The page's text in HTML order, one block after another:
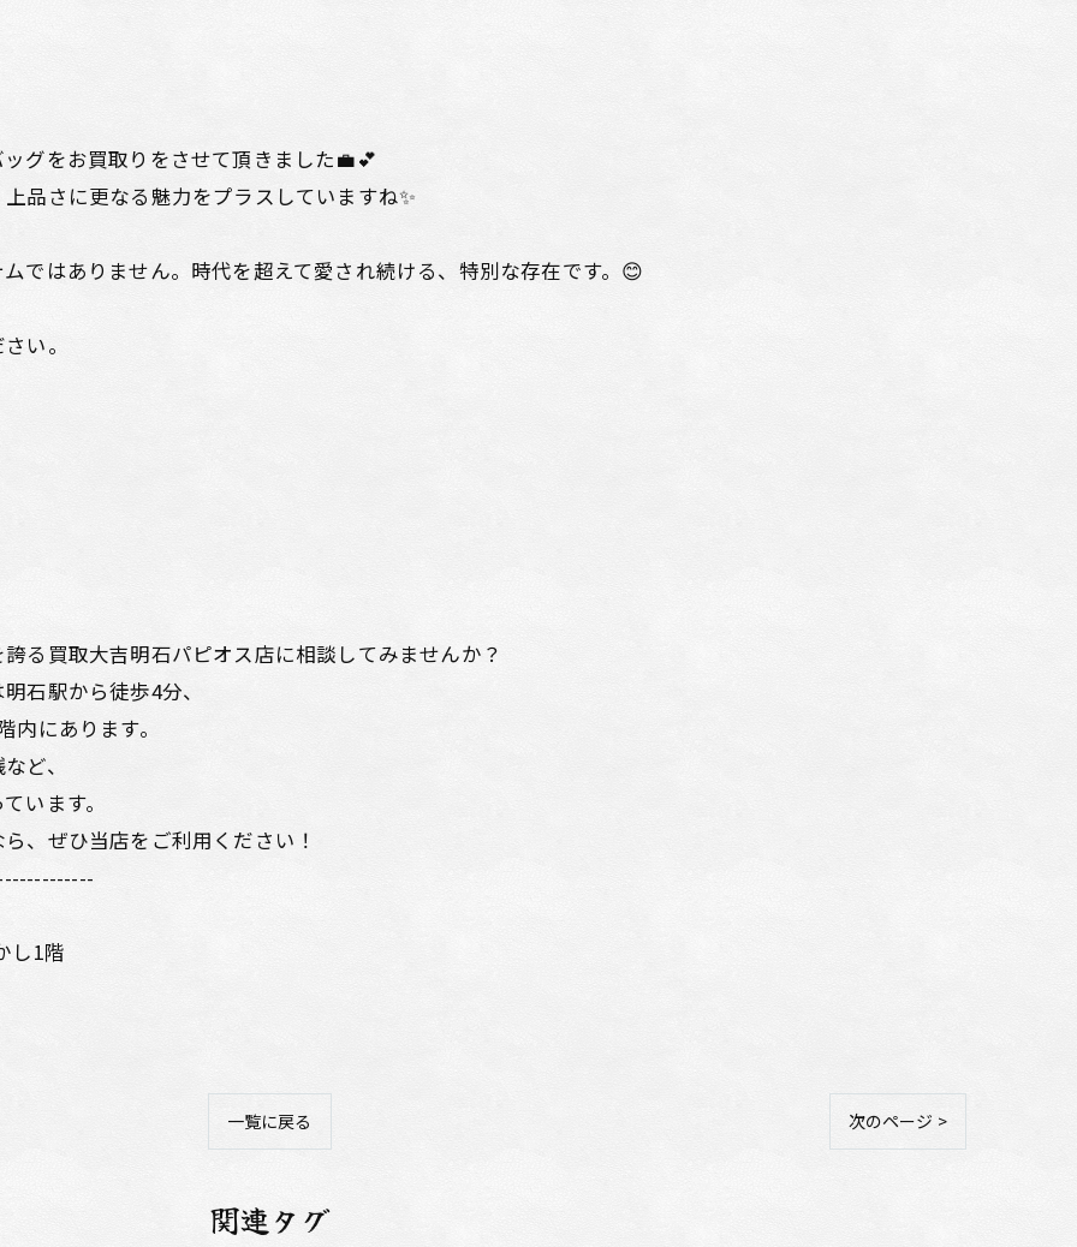
グをお買取りをさせて頂きました💼💕
品さに更なる魅力をプラスしていますね✨
ではありません。時代を超えて愛され続ける、特別な存在です。😊
い。
る買取大吉明石パピオス店に相談してみませんか？
石駅から徒歩4分、
にあります。
ど、
います。
、ぜひ当店をご利用ください！
し1階
一覧に戻る 次のページ >
関連タグ